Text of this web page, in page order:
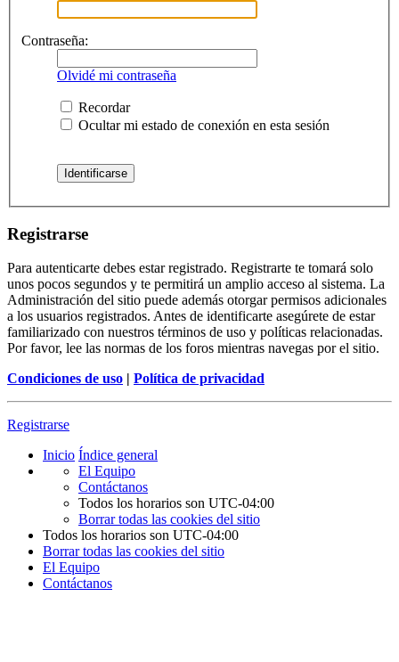
Contraseña:
Olvidé mi contraseña
Recordar
Ocultar mi estado de conexión en esta sesión
Registrarse
Para autenticarte debes estar registrado. Registrarte te tomará solo
unos pocos segundos y te permitirá un amplio acceso al sistema. La
Administración del sitio puede además otorgar permisos adicionales
a los usuarios registrados. Antes de identificarte asegúrete de estar
familiarizado con nuestros términos de uso y políticas relacionadas.
Por favor, lee las normas de los foros mientras navegas por el sitio.
Condiciones de uso | Política de privacidad
Registrarse
Inicio Índice general
El Equipo
Contáctanos
Todos los horarios son UTC-04:00
Borrar todas las cookies del sitio
Todos los horarios son UTC-04:00
Borrar todas las cookies del sitio
El Equipo
Contáctanos